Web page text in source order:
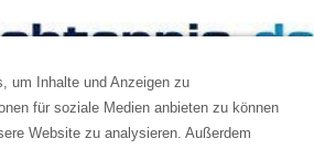
um Inhalte und Anzeigen zu
für soziale Medien anbieten zu können
Website zu analysieren. Außerdem